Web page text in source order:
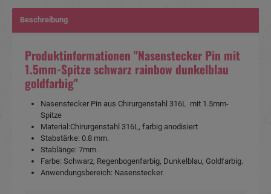
Beschreibung
Produktinformationen "Nasenstecker Pin mit
1.5mm-Spitze schwarz rainbow dunkelblau
goldfarbig"
Nasenstecker Pin aus Chirurgenstahl 316L mit 1.5mm-
Spitze
Material:Chirurgenstahl 316L, farbig anodisiert
Stabstärke: 0.8 mm.
Stablänge: 7mm.
Farbe: Schwarz, Regenbogenfarbig, Dunkelblau, Goldfarbig.
Anwendungsbereich: Nasenstecker.